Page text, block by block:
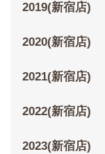
2019(新宿店)
2020(新宿店)
2021(新宿店)
2022(新宿店)
2023(新宿店)